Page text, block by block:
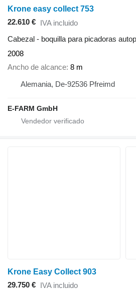
Krone easy collect 753
22.610 € IVA incluido
Cabezal - boquilla para picadoras
2008
Ancho de alcance 8 m
Alemania, De-92536 Pfreimd
E-FARM GmbH
Krone Easy Collect 903
29.750 € IVA incluido